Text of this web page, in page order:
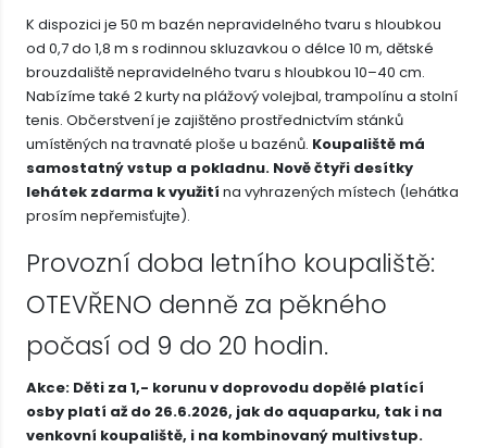
K dispozici je 50 m bazén nepravidelného tvaru s hloubkou
od 0,7 do 1,8 m s rodinnou skluzavkou o délce 10 m, dětské
brouzdaliště nepravidelného tvaru s hloubkou 10–40 cm.
Nabízíme také 2 kurty na plážový volejbal, trampolínu a stolní
tenis. Občerstvení je zajištěno prostřednictvím stánků
umístěných na travnaté ploše u bazénů. Koupaliště má
samostatný vstup a pokladnu. Nově čtyři desítky
lehátek zdarma k využitína vyhrazených místech (lehátka
prosím nepřemisťujte).
Provozní doba letního koupaliště:
OTEVŘENO denně za pěkného
počasí od 9 do 20 hodin.
Akce: Děti za 1,- korunu v doprovodu dopělé platící
osby platí až do 26.6.2026, jak do aquaparku, tak i na
venkovní koupaliště, i na kombinovaný multivstup.